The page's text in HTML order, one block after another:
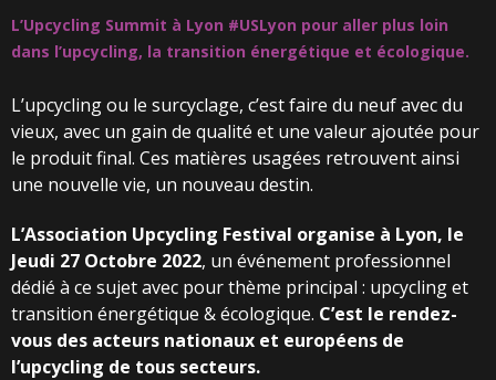
L’Upcycling Summit à Lyon #USLyon pour aller plus loin
dans l’upcycling, la transition énergétique et écologique.
L’upcycling ou le surcyclage, c’est faire du neuf avec du
vieux, avec un gain de qualité et une valeur ajoutée pour
le produit final. Ces matières usagées retrouvent ainsi
une nouvelle vie, un nouveau destin.
L’Association Upcycling Festival organise à Lyon, le
Jeudi 27 Octobre 2022, un événement professionnel
dédié à ce sujet avec pour thème principal : upcycling et
transition énergétique & écologique. C’est le rendez-
vous des acteurs nationaux et européens de
l’upcycling de tous secteurs.